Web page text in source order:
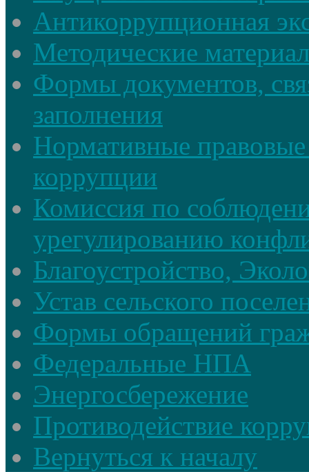
Антикоррупционная
Методические
Формы документов,
заполнения
Нормативные
коррупции
Комиссия по
урегулированию
Благоустройство,
Устав сельского
Формы обращений
Федеральные НПА
Энергосбережение
Противодействие
Вернуться к началу